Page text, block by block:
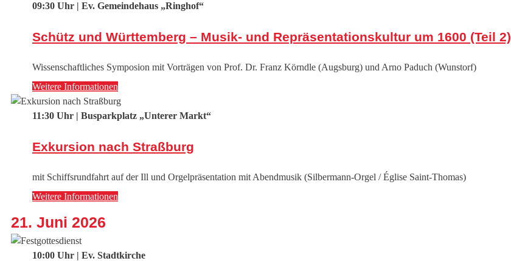
09:30 Uhr | Ev. Gemeindehaus „Ringhof“
Schütz und Württemberg – Musik- und Repräsentationskultur um 1600 (Teil 2)
Wissenschaftliches Symposion mit Vorträgen von Prof. Dr. Franz Körndle (Augsburg) und Arno Paduch (Wunstorf)
Weitere Informationen
11:30 Uhr | Busparkplatz „Unterer Markt“
Exkursion nach Straßburg
mit Schiffsrundfahrt auf der Ill und Orgelpräsentation mit Abendmusik (Silbermann-Orgel / Église Saint-Thomas)
Weitere Informationen
21. Juni 2026
10:00 Uhr | Ev. Stadtkirche